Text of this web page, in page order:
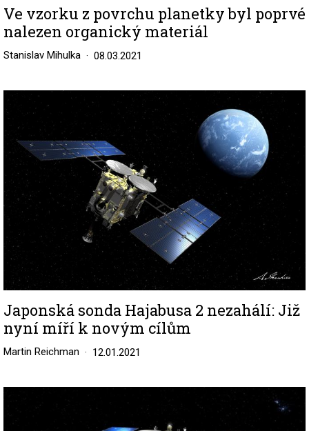
Ve vzorku z povrchu planetky byl poprvé
nalezen organický materiál
Stanislav Mihulka 08.03.2021
Japonská sonda Hajabusa 2 nezahálí: Již
nyní míří k novým cílům
Martin Reichman 12.01.2021